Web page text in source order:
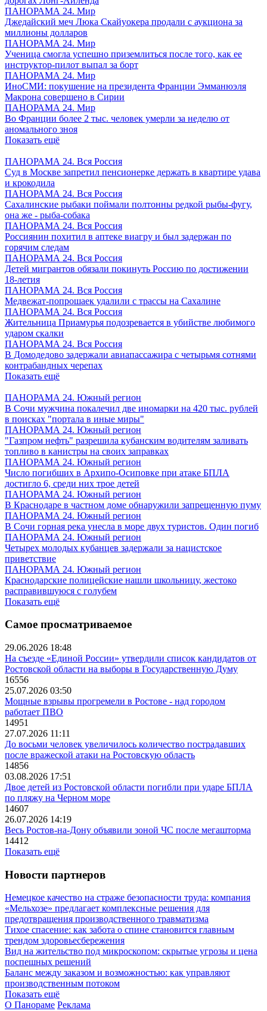
ПАНОРАМА 24. Мир
Джедайский меч Люка Скайуокера продали с аукциона за
миллионы долларов
ПАНОРАМА 24. Мир
Ученица смогла успешно приземлиться после того, как ее
инструктор-пилот выпал за борт
ПАНОРАМА 24. Мир
ИноСМИ: покушение на президента Франции Эмманюэля
Макрона совершено в Сирии
ПАНОРАМА 24. Мир
Во Франции более 2 тыс. человек умерли за неделю от
аномального зноя
Показать ещё
ПАНОРАМА 24. Вся Россия
Суд в Москве запретил пенсионерке держать в квартире удава
и крокодила
ПАНОРАМА 24. Вся Россия
Сахалинские рыбаки поймали полтонны редкой рыбы-фугу,
она же - рыба-собака
ПАНОРАМА 24. Вся Россия
Россиянин похитил в аптеке виагру и был задержан по
горячим следам
ПАНОРАМА 24. Вся Россия
Детей мигрантов обязали покинуть Россию по достижении
18-летия
ПАНОРАМА 24. Вся Россия
Медвежат-попрошаек удалили с трассы на Сахалине
ПАНОРАМА 24. Вся Россия
Жительница Приамурья подозревается в убийстве любимого
ударом скалки
ПАНОРАМА 24. Вся Россия
В Домодедово задержали авиапассажира с четырьмя сотнями
контрабандных черепах
Показать ещё
ПАНОРАМА 24. Южный регион
В Сочи мужчина покалечил две иномарки на 420 тыс. рублей
в поисках "портала в иные миры"
ПАНОРАМА 24. Южный регион
"Газпром нефть" разрешила кубанским водителям заливать
топливо в канистры на своих заправках
ПАНОРАМА 24. Южный регион
Число погибших в Архипо-Осиповке при атаке БПЛА
достигло 6, среди них трое детей
ПАНОРАМА 24. Южный регион
В Краснодаре в частном доме обнаружили запрещенную пуму
ПАНОРАМА 24. Южный регион
В Сочи горная река унесла в море двух туристов. Один погиб
ПАНОРАМА 24. Южный регион
Четырех молодых кубанцев задержали за нацистское
приветствие
ПАНОРАМА 24. Южный регион
Краснодарские полицейские нашли школьницу, жестоко
расправившуюся с голубем
Показать ещё
Самое просматриваемое
29.06.2026 18:48
На съезде «Единой России» утвердили список кандидатов от
Ростовской области на выборы в Государственную Думу
16556
25.07.2026 03:50
Мощные взрывы прогремели в Ростове - над городом
работает ПВО
14951
27.07.2026 11:11
До восьми человек увеличилось количество пострадавших
после вражеской атаки на Ростовскую область
14856
03.08.2026 17:51
Двое детей из Ростовской области погибли при ударе БПЛА
по пляжу на Черном море
14607
26.07.2026 14:19
Весь Ростов-на-Дону объявили зоной ЧС после мегашторма
14412
Показать ещё
Новости партнеров
Немецкое качество на страже безопасности труда: компания
«Мельхозе» предлагает комплексные решения для
предотвращения производственного травматизма
Тихое спасение: как забота о спине становится главным
трендом здоровьесбережения
Вид на жительство под микроскопом: скрытые угрозы и цена
поспешных решений
Баланс между заказом и возможностью: как управляют
производственным потоком
Показать ещё
О Панораме Реклама